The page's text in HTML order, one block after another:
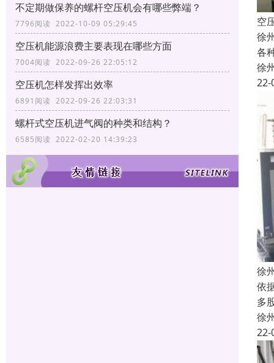
不定期做保养的螺杆空压机会有哪些弊端？
7796阅读 2022-10-09 05:29:45
空压机能源浪费主要表现在哪些方面
7004阅读 2022-09-26 22:05:12
空压机怎样发挥出效率
6891阅读 2022-09-26 22:03:31
螺杆式空压机进气阀的种类和结构？
6585阅读 2022-02-20 14:39:23
空
徐
各
徐
22-
徐
依
多
徐
22-